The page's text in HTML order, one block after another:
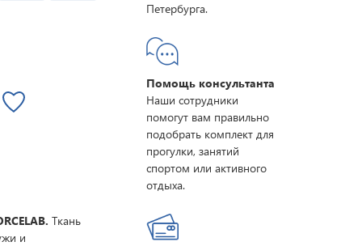
Ткань
и
Петербурга.
Помощь консультанта
Наши сотрудники
помогут вам правильно
подобрать комплект для
прогулки, занятий
спортом или активного
отдыха.